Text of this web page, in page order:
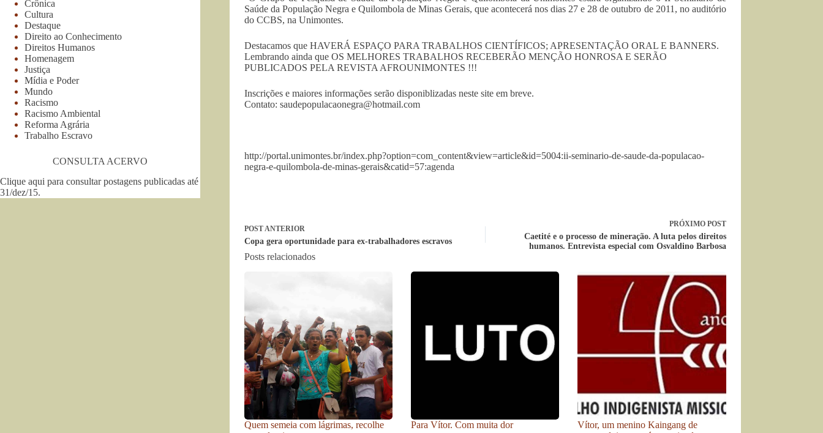
Saúde da População Negra e Quilombola de Minas Gerais, que acontecerá nos dias 27 e 28 de outubro de 2011, no auditório
do CCBS, na Unimontes.
Destacamos que HAVERÁ ESPAÇO PARA TRABALHOS CIENTÍFICOS; APRESENTAÇÃO ORAL E BANNERS.
Lembrando ainda que OS MELHORES TRABALHOS RECEBERÃO MENÇÃO HONROSA E SERÃO
PUBLICADOS PELA REVISTA AFROUNIMONTES !!!
Inscrições e maiores informações serão disponiblizadas neste site em breve.
Contato: saudepopulacaonegra@hotmail.com
http://portal.unimontes.br/index.php?option=com_content&view=article&id=5004:ii-seminario-de-saude-da-populacao-
negra-e-quilombola-de-minas-gerais&catid=57:agenda
POSTANTERIOR
Copa gera oportunidade para ex-trabalhadores escravos
PRÓXIMO POST
Caetité e o processo de mineração. A luta pelos direitos
humanos. Entrevista especial com Osvaldino Barbosa
Posts relacionados
Quem semeia com lágrimas, recolhe
Para Vítor. Com muita dor
Vítor, um menino Kaingang de
Crônica
Cultura
Destaque
Direito ao Conhecimento
Direitos Humanos
Homenagem
Justiça
Mídia e Poder
Mundo
Racismo
Racismo Ambiental
Reforma Agrária
Trabalho Escravo
CONSULTA ACERVO
Clique aqui para consultar postagens publicadas até
31/dez/15.